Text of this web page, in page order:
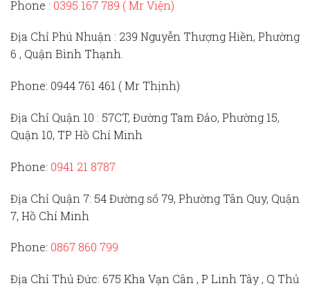
Phone : 0395 167 789 ( Mr Viện)
Địa Chỉ Phú Nhuận : 239 Nguyễn Thượng Hiền, Phường
6 , Quận Bình Thạnh.
Phone: 0944 761 461 ( Mr Thịnh)
Địa Chỉ Quận 10 : 57CT, Đường Tam Đảo, Phường 15,
Quận 10, TP Hồ Chí Minh
Phone: 0941 21 8787
Địa Chỉ Quận 7: 54 Đường số 79, Phường Tân Quy, Quận
7, Hồ Chí Minh
Phone: 0867 860 799
Địa Chỉ Thủ Đức: 675 Kha Vạn Cân , P Linh Tây , Q Thủ